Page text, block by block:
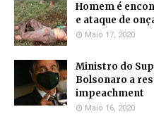
Homem é
e ataque de
Maio 17, 2020
Ministro do
Bolsonaro a
impeachment
Maio 16, 2020